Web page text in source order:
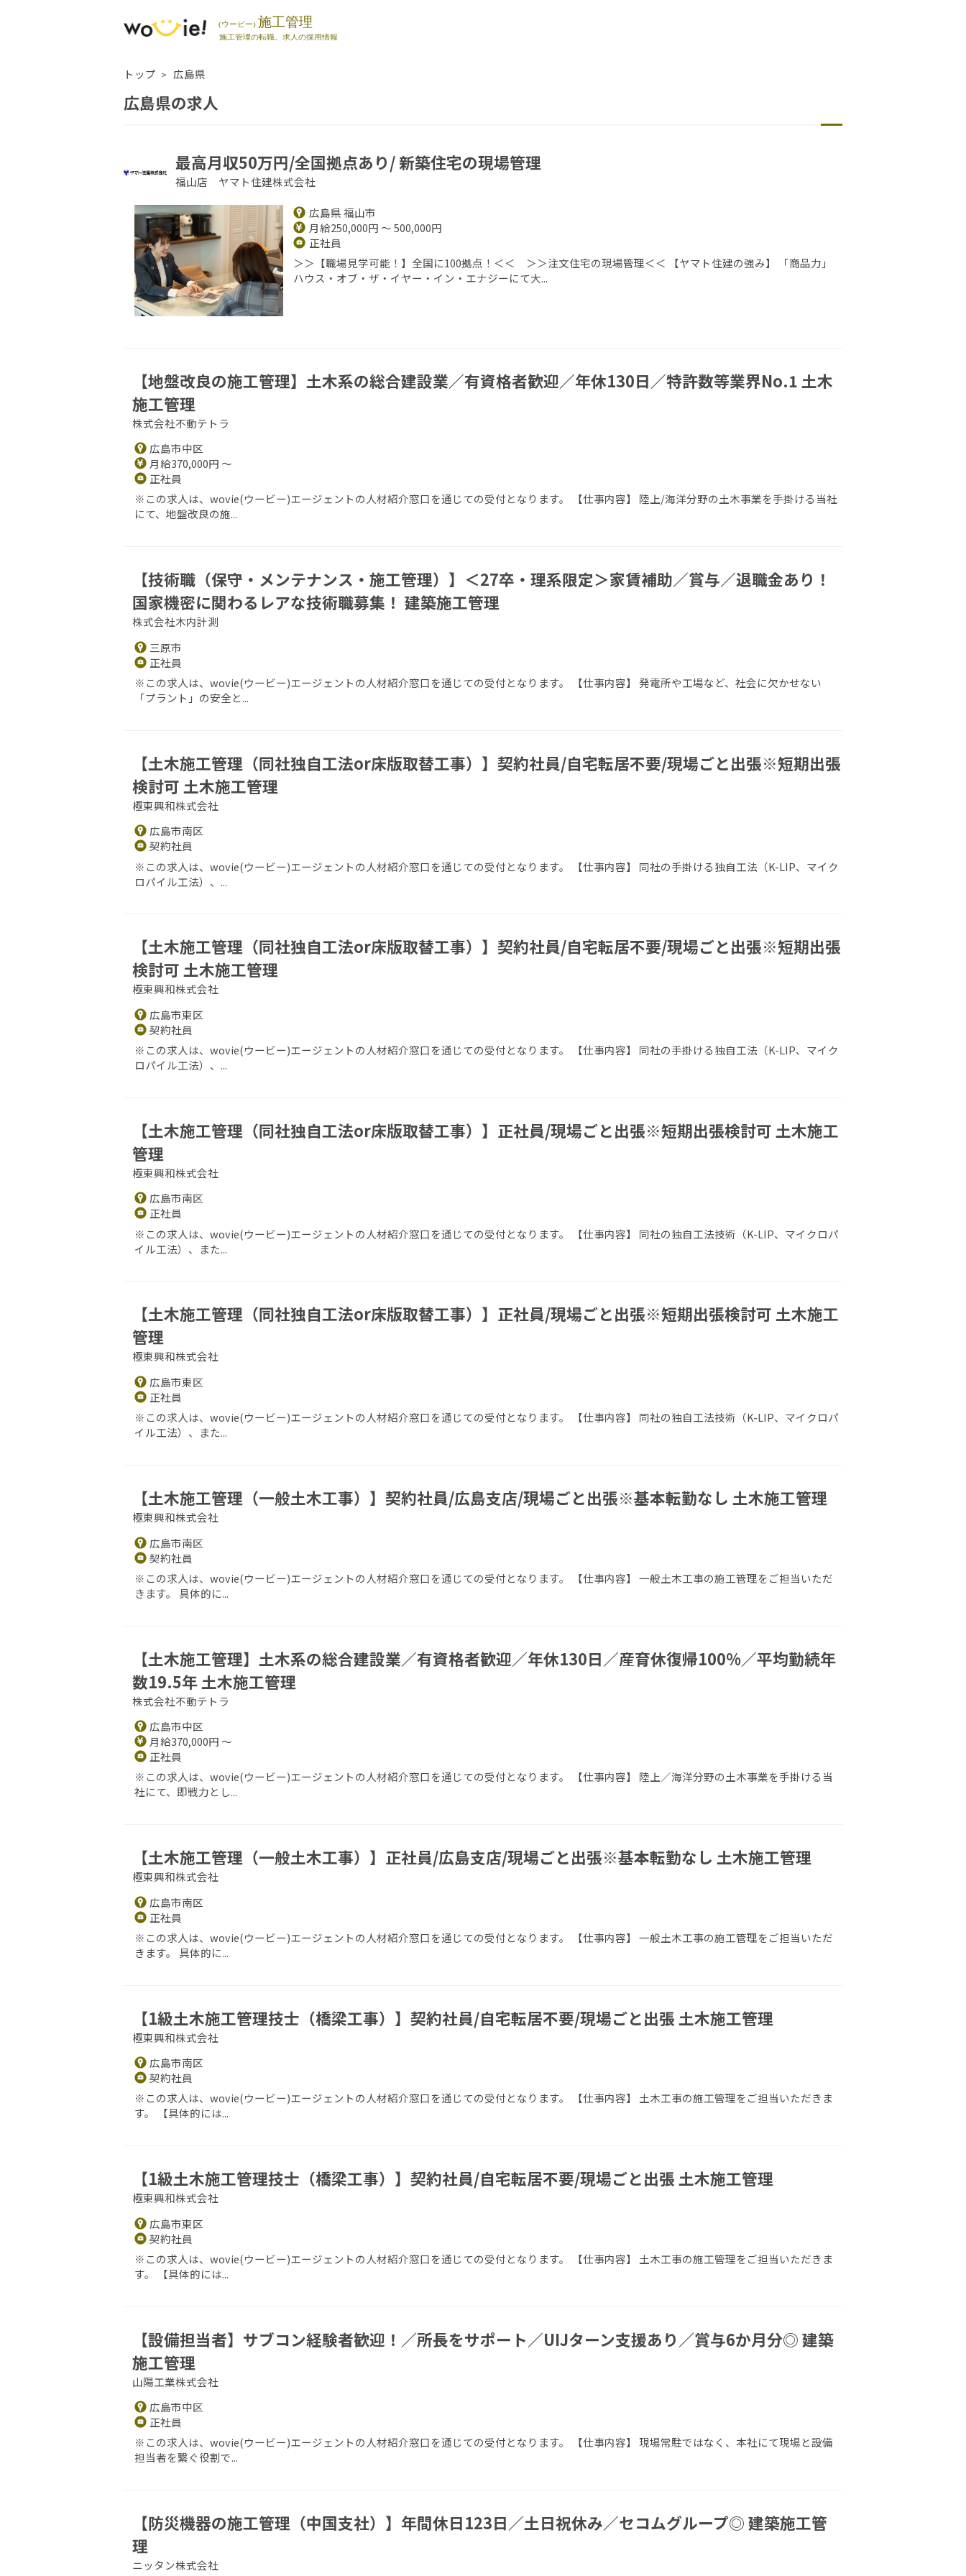
トップ 広島県
広島県の求人
最高月収50万円/全国拠点あり/ 新築住宅の現場管理
福山店 ヤマト住建株式会社
広島県 福山市
月給250,000円 ～ 500,000円
正社員
＞＞【職場見学可能！】全国に100拠点！＜＜ ＞＞注文住宅の現場管理＜＜ 【ヤマト住建の強み】 「商品力」
ハウス・オブ・ザ・イヤー・イン・エナジーにて大...
【地盤改良の施工管理】土木系の総合建設業／有資格者歓迎／年休130日／特許数等業界No.1 土木
施工管理
株式会社不動テトラ
広島市中区
月給370,000円 ～
正社員
※この求人は、wovie(ウービー)エージェントの人材紹介窓口を通じての受付となります。 【仕事内容】 陸上/海洋分野の土木事業を手掛ける当社
にて、地盤改良の施...
【技術職（保守・メンテナンス・施工管理）】＜27卒・理系限定＞家賃補助／賞与／退職金あり！
国家機密に関わるレアな技術職募集！ 建築施工管理
株式会社木内計測
三原市
正社員
※この求人は、wovie(ウービー)エージェントの人材紹介窓口を通じての受付となります。 【仕事内容】 発電所や工場など、社会に欠かせない
「プラント」の安全と...
【土木施工管理（同社独自工法or床版取替工事）】契約社員/自宅転居不要/現場ごと出張※短期出張
検討可 土木施工管理
極東興和株式会社
広島市南区
契約社員
※この求人は、wovie(ウービー)エージェントの人材紹介窓口を通じての受付となります。 【仕事内容】 同社の手掛ける独自工法（K-LIP、マイク
ロパイル工法）、...
【土木施工管理（同社独自工法or床版取替工事）】契約社員/自宅転居不要/現場ごと出張※短期出張
検討可 土木施工管理
極東興和株式会社
広島市東区
契約社員
※この求人は、wovie(ウービー)エージェントの人材紹介窓口を通じての受付となります。 【仕事内容】 同社の手掛ける独自工法（K-LIP、マイク
ロパイル工法）、...
【土木施工管理（同社独自工法or床版取替工事）】正社員/現場ごと出張※短期出張検討可 土木施工
管理
極東興和株式会社
広島市南区
正社員
※この求人は、wovie(ウービー)エージェントの人材紹介窓口を通じての受付となります。 【仕事内容】 同社の独自工法技術（K-LIP、マイクロパ
イル工法）、また...
【土木施工管理（同社独自工法or床版取替工事）】正社員/現場ごと出張※短期出張検討可 土木施工
管理
極東興和株式会社
広島市東区
正社員
※この求人は、wovie(ウービー)エージェントの人材紹介窓口を通じての受付となります。 【仕事内容】 同社の独自工法技術（K-LIP、マイクロパ
イル工法）、また...
【土木施工管理（一般土木工事）】契約社員/広島支店/現場ごと出張※基本転勤なし 土木施工管理
極東興和株式会社
広島市南区
契約社員
※この求人は、wovie(ウービー)エージェントの人材紹介窓口を通じての受付となります。 【仕事内容】 一般土木工事の施工管理をご担当いただ
きます。 具体的に...
【土木施工管理】土木系の総合建設業／有資格者歓迎／年休130日／産育休復帰100%／平均勤続年
数19.5年 土木施工管理
株式会社不動テトラ
広島市中区
月給370,000円 ～
正社員
※この求人は、wovie(ウービー)エージェントの人材紹介窓口を通じての受付となります。 【仕事内容】 陸上／海洋分野の土木事業を手掛ける当
社にて、即戦力とし...
【土木施工管理（一般土木工事）】正社員/広島支店/現場ごと出張※基本転勤なし 土木施工管理
極東興和株式会社
広島市南区
正社員
※この求人は、wovie(ウービー)エージェントの人材紹介窓口を通じての受付となります。 【仕事内容】 一般土木工事の施工管理をご担当いただ
きます。 具体的に...
【1級土木施工管理技士（橋梁工事）】契約社員/自宅転居不要/現場ごと出張 土木施工管理
極東興和株式会社
広島市南区
契約社員
※この求人は、wovie(ウービー)エージェントの人材紹介窓口を通じての受付となります。 【仕事内容】 土木工事の施工管理をご担当いただきま
す。 【具体的には...
【1級土木施工管理技士（橋梁工事）】契約社員/自宅転居不要/現場ごと出張 土木施工管理
極東興和株式会社
広島市東区
契約社員
※この求人は、wovie(ウービー)エージェントの人材紹介窓口を通じての受付となります。 【仕事内容】 土木工事の施工管理をご担当いただきま
す。 【具体的には...
【設備担当者】サブコン経験者歓迎！／所長をサポート／UIJターン支援あり／賞与6か月分◎ 建築
施工管理
山陽工業株式会社
広島市中区
正社員
※この求人は、wovie(ウービー)エージェントの人材紹介窓口を通じての受付となります。 【仕事内容】 現場常駐ではなく、本社にて現場と設備
担当者を繋ぐ役割で...
【防災機器の施工管理（中国支社）】年間休日123日／土日祝休み／セコムグループ◎ 建築施工管
理
ニッタン株式会社